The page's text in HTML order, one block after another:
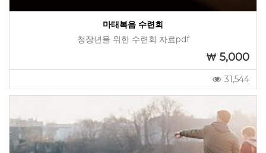
마태복음 수련회
청장년을 위한 수련회 자료pdf
5,000
31,544